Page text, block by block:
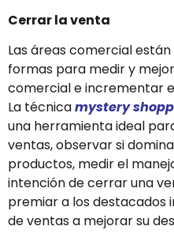
Cerrar la venta
Las áreas comercial
formas para medir y
comercial e incrementar
La técnicamystery
una herramienta ideal
ventas, observar si
productos, medir el
intención de cerrar una
premiar a los destacados
de ventas a mejorar su